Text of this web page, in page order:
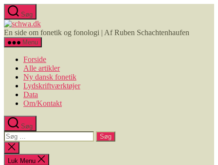
Spring
til
indholdet
Søg
schwa.dk
En side om fonetik og fonologi | Af Ruben Schachtenhaufen
Menu
Forside
Alle artikler
Ny dansk fonetik
Lydskriftværktøjer
Data
Om/Kontakt
Søg
Søg
efter:
Luk
søgning
Luk Menu